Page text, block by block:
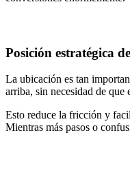
Posición estratégica
La ubicación es tan
arriba, sin necesidad de que
Esto reduce la fricción y
Mientras más pasos o